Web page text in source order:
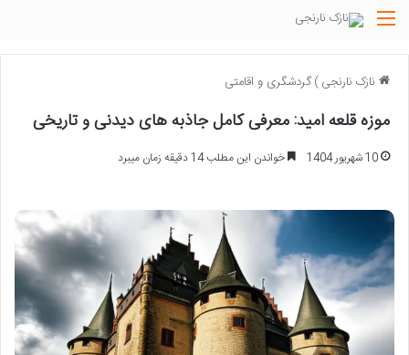
منو
نازک نارنجی)گردشگری و اقامتی
موزه قلعه امید: معرفی کامل جاذبه های دیدنی و تاریخی
10 شهریور 1404 خواندن این مطلب 14 دقیقه زمان میبرد